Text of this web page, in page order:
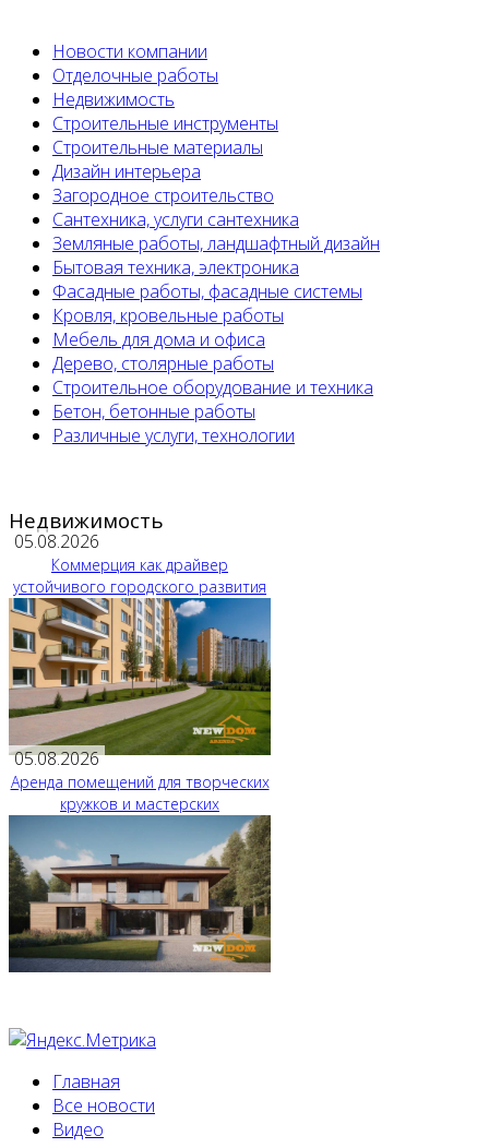
Новости компании
Отделочные работы
Недвижимость
Строительные инструменты
Строительные материалы
Дизайн интерьера
Загородное строительство
Сантехника, услуги сантехника
Земляные работы, ландшафтный дизайн
Бытовая техника, электроника
Фасадные работы, фасадные системы
Кровля, кровельные работы
Мебель для дома и офиса
Дерево, столярные работы
Строительное оборудование и техника
Бетон, бетонные работы
Различные услуги, технологии
Недвижимость
05.08.2026
Коммерция как драйвер
устойчивого городского развития
05.08.2026
Аренда помещений для творческих
кружков и мастерских
Главная
Все новости
Видео